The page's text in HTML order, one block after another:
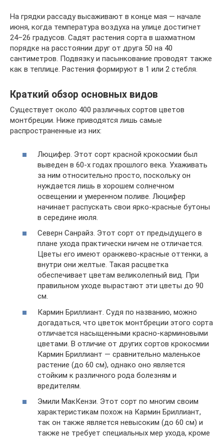
На грядки рассаду высаживают в конце мая — начале
июня, когда температура воздуха на улице достигнет
24–26 градусов. Садят растения сорта в шахматном
порядке на расстоянии друг от друга 50 на 40
сантиметров. Подвязку и пасынкование проводят также
как в теплице. Растения формируют в 1 или 2 стебля.
Краткий обзор основных видов
Существует около 400 различных сортов цветов
монтбреции. Ниже приводятся лишь самые
распространенные из них:
Люцифер. Этот сорт красной крокосмии был
выведен в 60-х годах прошлого века. Ухаживать
за ним относительно просто, поскольку он
нуждается лишь в хорошем солнечном
освещении и умеренном поливе. Люцифер
начинает распускать свои ярко-красные бутоны
в середине июля.
Северн Санрайз. Этот сорт от предыдущего в
плане ухода практически ничем не отличается.
Цветы его имеют оранжево-красные оттенки, а
внутри они желтые. Такая расцветка
обеспечивает цветам великолепный вид. При
правильном уходе вырастают эти цветы до 90
см.
Кармин Бриллиант. Судя по названию, можно
догадаться, что цветок монтбреции этого сорта
отличается насыщенными красно-карминовыми
цветами. В отличие от других сортов крокосмии
Кармин Бриллиант — сравнительно маленькое
растение (до 60 см), однако оно является
стойким к различного рода болезням и
вредителям.
Эмили МакКензи. Этот сорт по многим своим
характеристикам похож на Кармин Бриллиант,
так он также является невысоким (до 60 см) и
также не требует специальных мер ухода, кроме